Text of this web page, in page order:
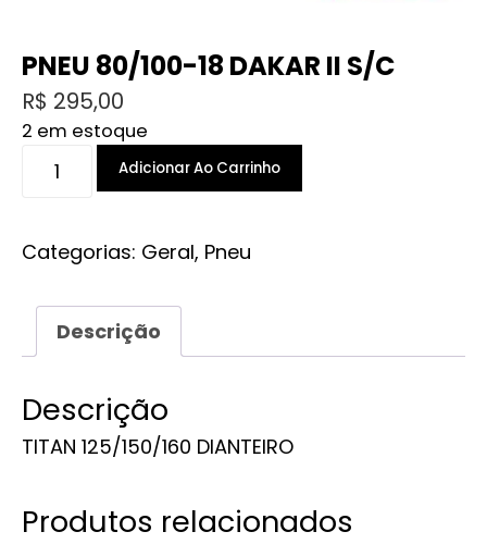
PNEU 80/100-18 DAKAR II S/C
R$ 295,00
2 em estoque
PNEU
80/100-
DAKAR
S/C
quantidade
Adicionar Ao Carrinho
Categorias: Geral, Pneu
Descrição
Descrição
TITAN 125/150/160 DIANTEIRO
Produtos relacionados